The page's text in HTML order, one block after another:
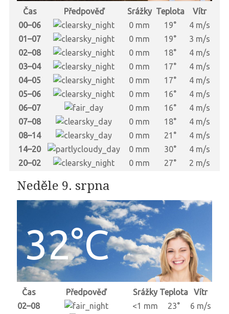
Čas Předpověď Srážky Teplota
Vítr
00–06
0 mm 19°
4 m/s
01–07
0 mm 19°
3 m/s
02–08
0 mm 18°
4 m/s
03–04
0 mm 17°
4 m/s
04–05
0 mm 17°
4 m/s
05–06
0 mm 16°
4 m/s
06–07
0 mm 16°
4 m/s
07–08
0 mm 18°
4 m/s
08–14
0 mm 21°
4 m/s
14–20
0 mm 30°
4 m/s
20–02
0 mm 27° 2 m/s
Neděle 9. srpna
32°C
Čas Předpověď Srážky Teplota
Vítr
02–08
<1 mm 23°
6 m/s